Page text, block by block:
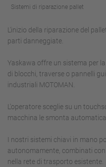
Sistemi di riparazione pallet
L'inizio della riparazione del
parti danneggiate.
Yaskawa offre un sistema per
di blocchi, traverse o pannelli
industriali MOTOMAN.
L'operatore sceglie su un
macchina le smonta
I nostri sistemi chiavi in mano
autonomamente, combinati
nella rete di trasporto esistente.